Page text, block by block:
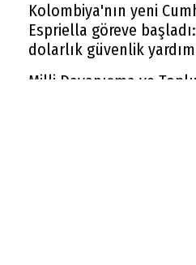
Kolombiya'nın yeni
Espriella göreve
dolarlık güvenlik
Milli Dayanışma ve